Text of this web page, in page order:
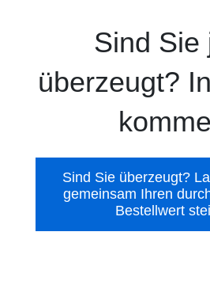
Sind Sie
überzeugt?
Sind Sie überzeugt?
gemeinsam Ihren
Bestellwert